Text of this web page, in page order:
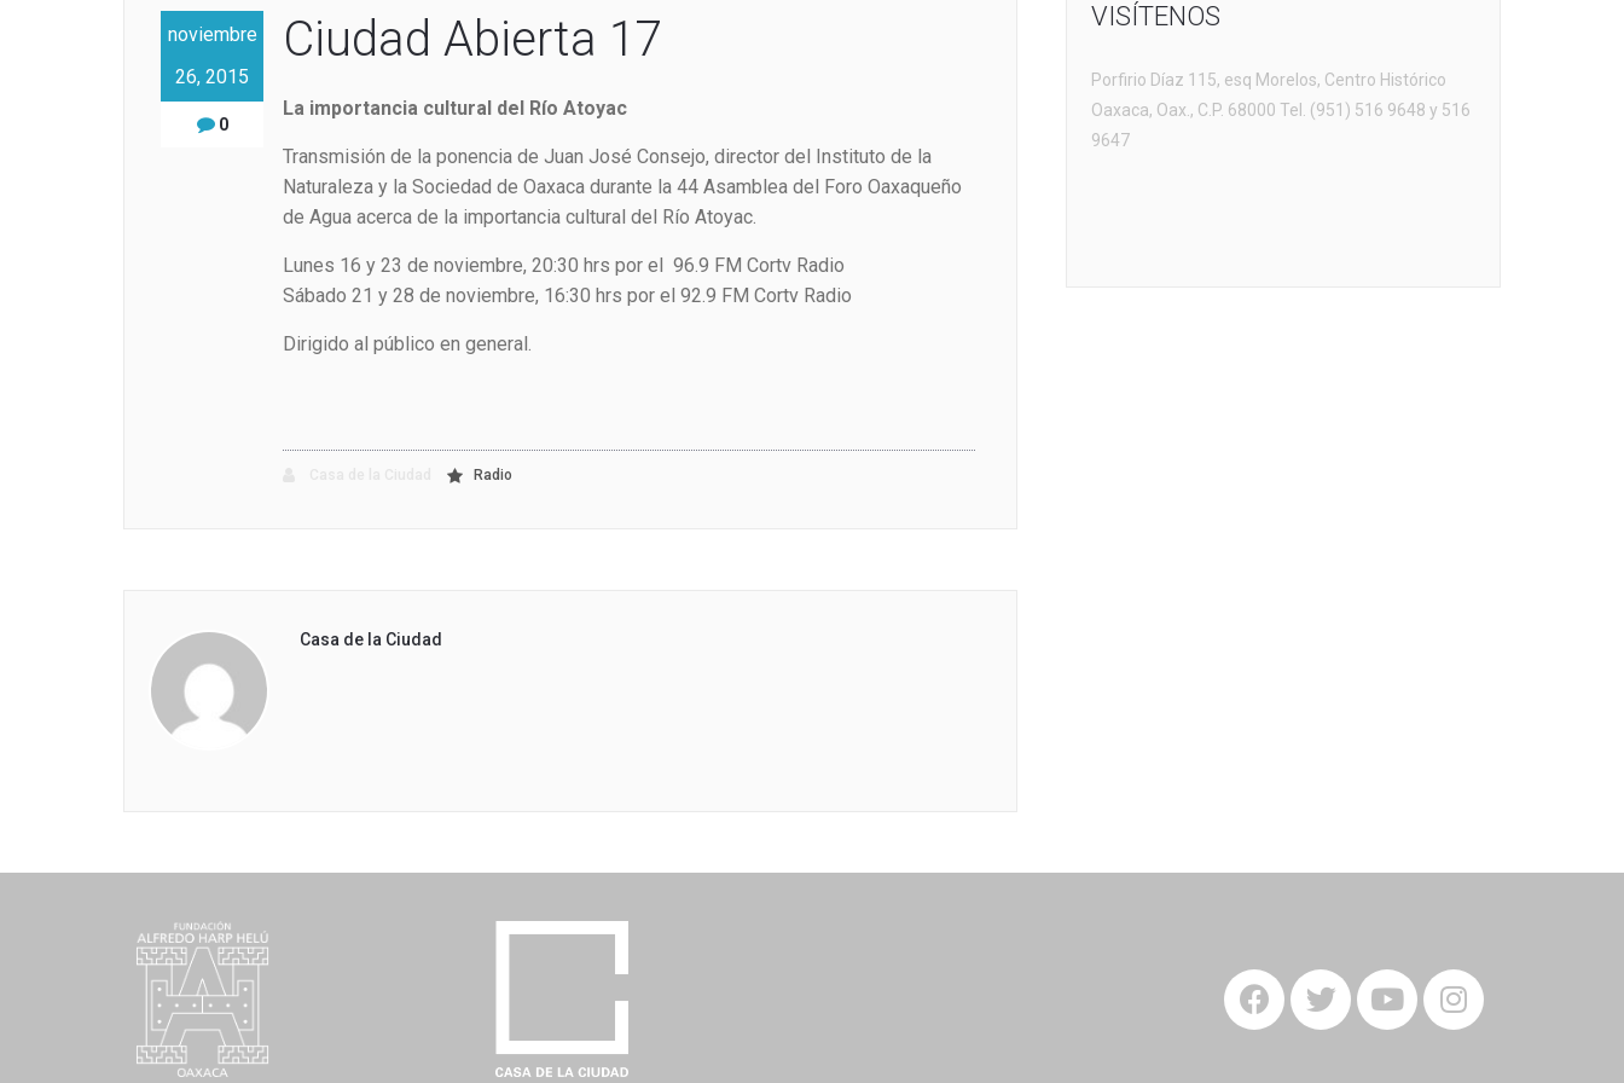
noviembre
26, 2015
0
Ciudad Abierta 17
La importancia cultural del Río Atoyac
Transmisión de la ponencia de Juan José Consejo, director del Instituto de la
Naturaleza y la Sociedad de Oaxaca durante la 44 Asamblea del Foro Oaxaqueño
de Agua acerca de la importancia cultural del Río Atoyac.
Lunes 16 y 23 de noviembre, 20:30 hrs por el 96.9 FM Cortv Radio
Sábado 21 y 28 de noviembre, 16:30 hrs por el 92.9 FM Cortv Radio
Dirigido al público en general.
Radio
Casa de la Ciudad
VISÍTENOS
Porfirio Díaz 115, esq Morelos, Centro Histórico
Oaxaca, Oax., C.P. 68000 Tel. (951) 516 9648 y 516
9647